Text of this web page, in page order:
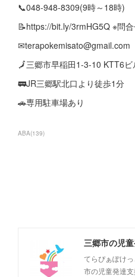
📞048-948-8309(9時～18時)
📝https://bit.ly/3rmHG5Q ※問
✉terapokemisato@gmail.com
🗾三郷市早稲田1-3-10 KTT6
🚃JR三郷駅北口より徒歩1分
🚗専用駐車場あり
ABA(139)
てらぴぁぽけ
市の児童発達